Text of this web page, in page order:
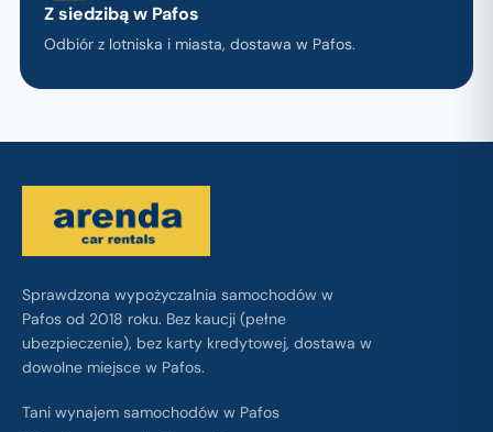
Z siedzibą w Pafos
Odbiór z lotniska i miasta, dostawa w Pafos.
Sprawdzona wypożyczalnia samochodów w
Pafos od 2018 roku. Bez kaucji (pełne
ubezpieczenie), bez karty kredytowej, dostawa w
dowolne miejsce w Pafos.
Tani wynajem samochodów w Pafos